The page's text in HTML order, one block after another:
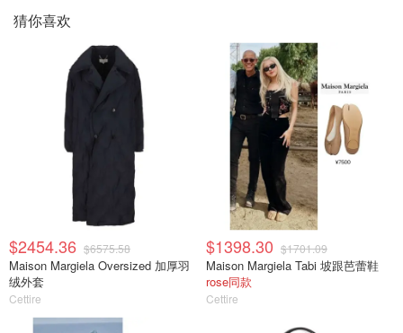
猜你喜欢
$2454.36 $6575.58
Maison Margiela Oversized 加厚羽
绒外套
Cettire
$1398.30 $1701.09
Maison Margiela Tabi 坡跟芭蕾鞋
rose同款
Cettire